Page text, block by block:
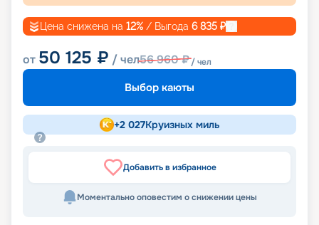
Цена снижена на 12% / Выгода 6 835 ₽
от 50 125 ₽ / чел56 960₽/ чел
Выбор каюты
+2 027Круизных миль
Добавить в избранное
Моментально оповестим о снижении цены